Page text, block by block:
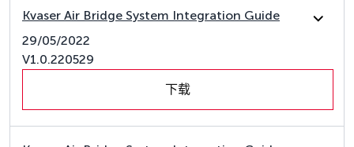
Kvaser Air Bridge System Integration Guide
29/05/2022
V1.0.220529
下载